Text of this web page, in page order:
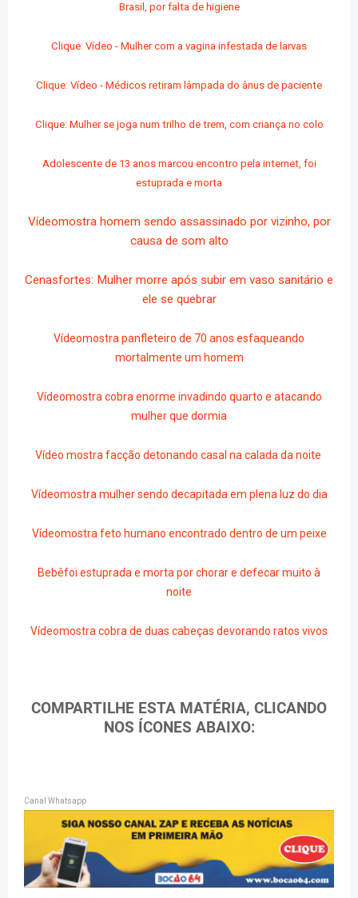
Brasil, por falta de higiene
Clique: Vídeo - Mulher com a vagina infestada de larvas
Clique: Vídeo - Médicos retiram lâmpada do ânus de paciente
Clique: Mulher se joga num trilho de trem, com criança no colo
Adolescente de 13 anos marcou encontro pela internet, foi
estuprada e morta
Vídeomostra homem sendo assassinado por vizinho, por
causa de som alto
Cenasfortes: Mulher morre após subir em vaso sanitário e
ele se quebrar
Vídeomostra panfleteiro de 70 anos esfaqueando
mortalmente um homem
Vídeomostra cobra enorme invadindo quarto e atacando
mulher que dormia
Vídeo mostra facção detonando casal na calada da noite
Vídeomostra mulher sendo decapitada em plena luz do dia
Vídeomostra feto humano encontrado dentro de um peixe
Bebêfoi estuprada e morta por chorar e defecar muito à
noite
Vídeomostra cobra de duas cabeças devorando ratos vivos
COMPARTILHE ESTA MATÉRIA, CLICANDO
NOS ÍCONES ABAIXO:
Canal Whatsapp